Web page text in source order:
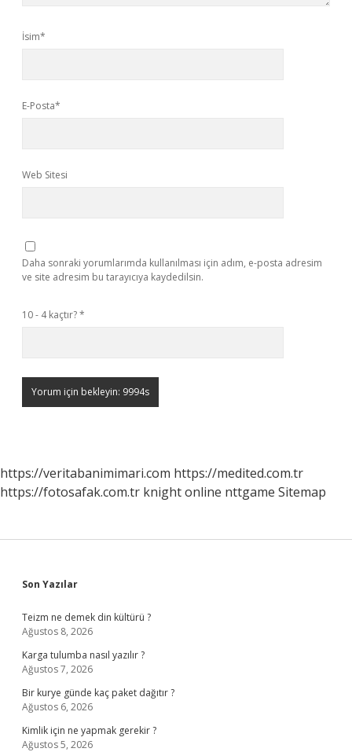
İsim*
E-Posta*
Web Sitesi
Daha sonraki yorumlarımda kullanılması için adım, e-posta adresim
ve site adresim bu tarayıcıya kaydedilsin.
10 - 4 kaçtır?*
https://veritabanimimari.com https://medited.com.tr
https://fotosafak.com.tr knight online nttgame Sitemap
Sidebar
Son Yazılar
Teizm ne demek din kültürü ?
Ağustos 8, 2026
Karga tulumba nasıl yazılır ?
Ağustos 7, 2026
Bir kurye günde kaç paket dağıtır ?
Ağustos 6, 2026
Kimlik için ne yapmak gerekir ?
Ağustos 5, 2026